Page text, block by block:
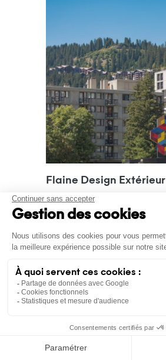
Flaine Design Extérieur